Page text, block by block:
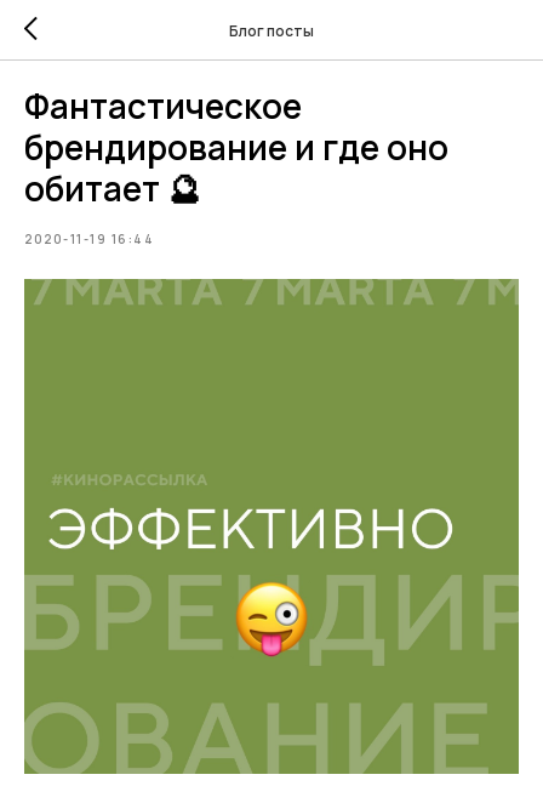
Блог посты
Фантастическое
брендирование и где оно
обитает 🔮
2020-11-19 16:44